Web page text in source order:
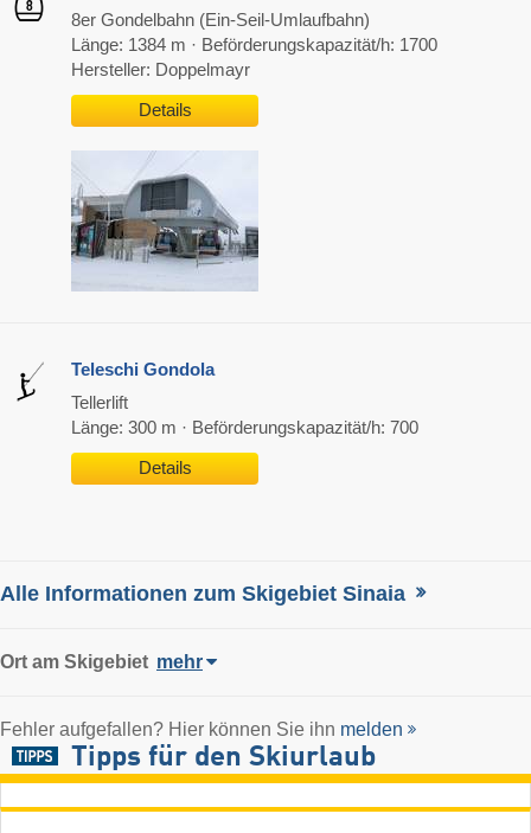
8er Gondelbahn (Ein-Seil-Umlaufbahn)
Länge: 1384 m · Beförderungskapazität/h: 1700
Hersteller: Doppelmayr
Details
Teleschi Gondola
Tellerlift
Länge: 300 m · Beförderungskapazität/h: 700
Details
Alle Informationen zum Skigebiet Sinaia
Ort am Skigebiet mehr
Fehler aufgefallen? Hier können Sie ihn melden
Tipps für den Skiurlaub